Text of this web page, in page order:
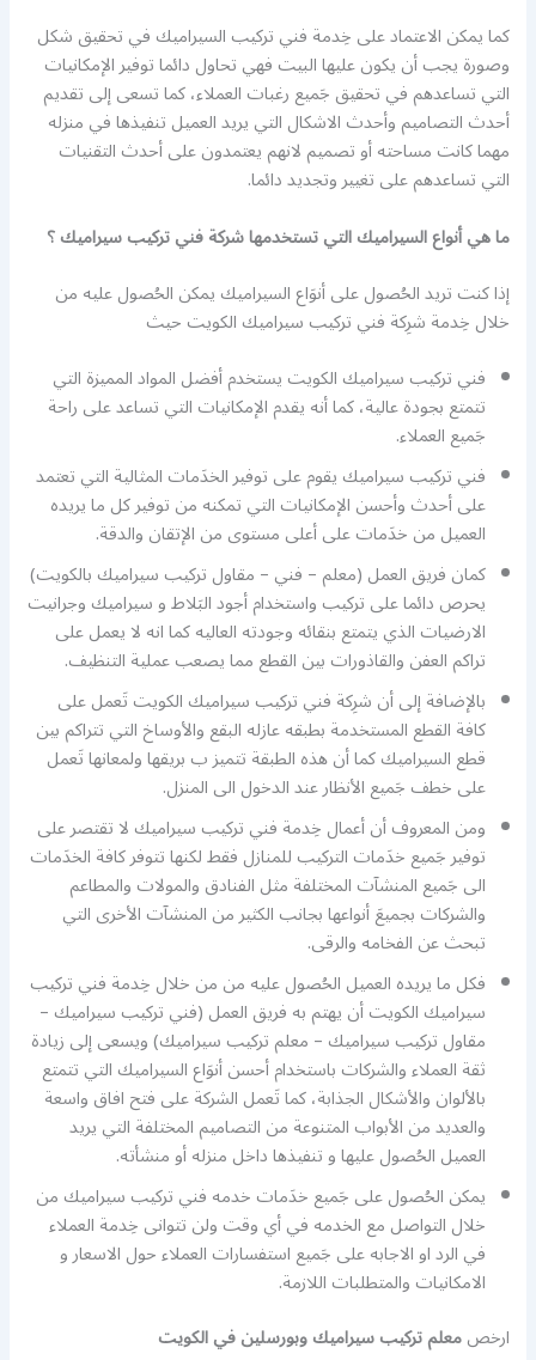
كما يمكن الاعتماد على خِدمة فني تركيب السيراميك في تحقيق شكل
وصورة يجب أن يكون عليها البيت فهي تحاول دائما توفير الإمكانيات
التي تساعدهم في تحقيق جَميع رغبات العملاء، كما تسعى إلى تقديم
أحدث التصاميم وأحدث الاشكال التي يريد العميل تنفيذها في منزله
مهما كانت مساحته أو تصميم لانهم يعتمدون على أحدث التقنيات
التي تساعدهم على تغيير وتجديد دائما.
ما هي أنواع السيراميك التي تستخدمها شركة فني تركيب سيراميك ؟
إذا كنت تريد الحُصول على أنوَاع السيراميك يمكن الحُصول عليه من
خلال خِدمة شرِكة فني تركيب سيراميك الكويت حيث
فني تركيب سيراميك الكويت يستخدم أفضل المواد المميزة التي
تتمتع بجودة عالية، كما أنه يقدم الإمكانيات التي تساعد على راحة
جَميع العملاء.
فني تركيب سيراميك يقوم على توفير الخدَمات المثالية التي تعتمد
على أحدث وأحسن الإمكانيات التي تمكنه من توفير كل ما يريده
العميل من خدَمات على أعلى مستوى من الإتقان والدقة.
كمان فريق العمل (معلم – فني – مقاول تركيب سيراميك بالكويت)
يحرص دائما على تركيب واستخدام أجود البَلاط و سيراميك وجرانيت
الارضيات الذي يتمتع بنقائه وجودته العاليه كما انه لا يعمل على
تراكم العفن والقاذورات بين القطع مما يصعب عملية التنظيف.
بالإضافة إلى أن شرِكة فني تركيب سيراميك الكويت تَعمل على
كافة القطع المستخدمة بطبقه عازله البقع والأوساخ التي تتراكم بين
قطع السيراميك كما أن هذه الطبقة تتميز ب بريقها ولمعانها تَعمل
على خطف جَميع الأنظار عند الدخول الى المنزل.
ومن المعروف أن أعمال خِدمة فني تركيب سيراميك لا تقتصر على
توفير جَميع خدَمات التركيب للمنازل فقط لكنها تتوفر كافة الخدَمات
الى جَميع المنشآت المختلفة مثل الفنادق والمولات والمطاعم
والشركات بجميعَ أنواعها بجانب الكثير من المنشآت الأخرى التي
تبحث عن الفخامه والرقى.
فكل ما يريده العميل الحُصول عليه من من خلال خِدمة فني تركيب
سيراميك الكويت أن يهتم به فريق العمل (فني تركيب سيراميك –
مقاول تركيب سيراميك – معلم تركيب سيراميك) ويسعى إلى زيادة
ثقة العملاء والشركات باستخدام أحسن أنوَاع السيراميك التي تتمتع
بالألوان والأشكال الجذابة، كما تَعمل الشركة على فتح افاق واسعة
والعديد من الأبواب المتنوعة من التصاميم المختلفة التي يريد
العميل الحُصول عليها و تنفيذها داخل منزله أو منشأته.
يمكن الحُصول على جَميع خدَمات خدمه فني تركيب سيراميك من
خلال التواصل مع الخدمه في أي وقت ولن تتوانى خِدمة العملاء
في الرد او الاجابه على جَميع استفسارات العملاء حول الاسعار و
الامكانيات والمتطلبات اللازمة.
ارخصمعلم تركيب سيراميك وبورسلين في الكويت